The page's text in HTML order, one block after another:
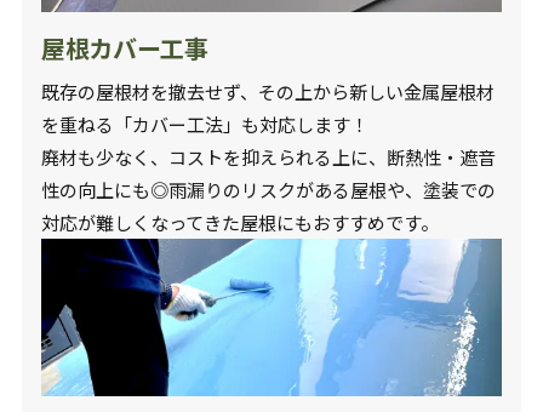
屋根カバー工事
既存の屋根材を撤去せず、その上から新しい金属屋根材
を重ねる「カバー工法」も対応します！
廃材も少なく、コストを抑えられる上に、断熱性・遮音
性の向上にも◎雨漏りのリスクがある屋根や、塗装での
対応が難しくなってきた屋根にもおすすめです。